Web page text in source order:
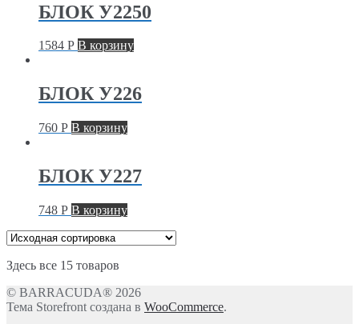
БЛОК У2250
1584 Р В корзину
БЛОК У226
760 Р В корзину
БЛОК У227
748 Р В корзину
Здесь все 15 товаров
© BARRACUDA® 2026
Тема Storefront создана в WooCommerce.